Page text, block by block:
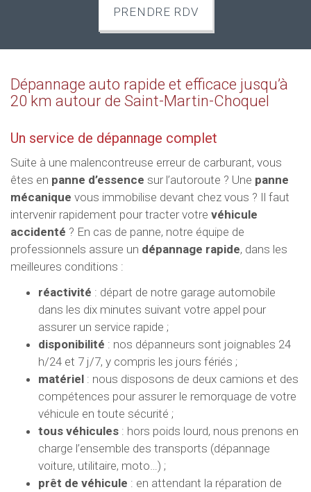
PRENDRE RDV
Dépannage auto rapide et efficace jusqu’à
20 km autour de Saint-Martin-Choquel
Un service de dépannage complet
Suite à une malencontreuse erreur de carburant, vous
êtes en panne d’essence sur l’autoroute ? Une panne
mécanique vous immobilise devant chez vous ? Il faut
intervenir rapidement pour tracter votre véhicule
accidenté ? En cas de panne, notre équipe de
professionnels assure un dépannage rapide, dans les
meilleures conditions :
réactivité : départ de notre garage automobile
dans les dix minutes suivant votre appel pour
assurer un service rapide ;
disponibilité : nos dépanneurs sont joignables 24
h/24 et 7 j/7, y compris les jours fériés ;
matériel : nous disposons de deux camions et des
compétences pour assurer le remorquage de votre
véhicule en toute sécurité ;
tous véhicules : hors poids lourd, nous prenons en
charge l’ensemble des transports (dépannage
voiture, utilitaire, moto…) ;
prêt de véhicule : en attendant la réparation de